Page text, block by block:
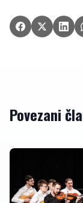
Povezani